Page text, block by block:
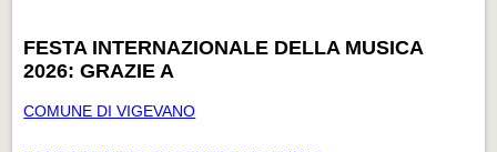
FESTA INTERNAZIONALE DELLA MUSICA
2026: GRAZIE A
COMUNE DI VIGEVANO